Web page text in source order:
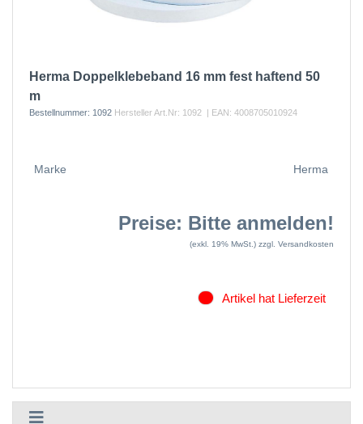
Herma Doppelklebeband 16 mm fest haftend 50
m
Bestellnummer: 1092 Hersteller Art.Nr: 1092 | EAN: 4008705010924
Marke Herma
Preise: Bitte anmelden!
(exkl. 19% MwSt.) zzgl. Versandkosten
Artikel hat Lieferzeit